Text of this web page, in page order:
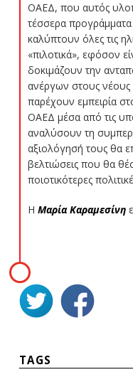
ΟΑΕΔ, που αυτός
τέσσερα
καλύπτουν όλες τις
«πιλοτικά», εφόσον
δοκιμάζουν την
ανέργων στους νέους
παρέχουν εμπειρία
ΟΑΕΔ μέσα από τις
αναλύσουν τη
αξιολόγησή τους θα
βελτιώσεις που θα
ποιοτικότερες
Η Μαρία Καραμεσίνη
TAGS